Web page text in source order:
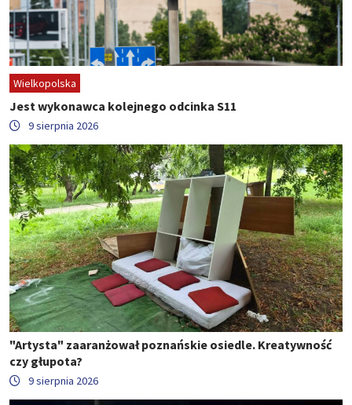
Wielkopolska
Jest wykonawca kolejnego odcinka S11
9 sierpnia 2026
"Artysta" zaaranżował poznańskie osiedle. Kreatywność
czy głupota?
9 sierpnia 2026